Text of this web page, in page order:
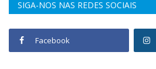
SIGA-NOS NAS REDES SOCIAIS
Facebook